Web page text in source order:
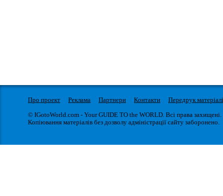
Про проект Реклама Партнери Контакти
Передрук
© IGotoWorld.com - Your GUIDE TO the WORLD. Всі права захищені.
Копіювання матеріалів без дозволу адміністрації сайту заборонено.